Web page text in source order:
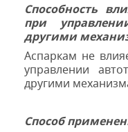
Способность
при
другими
Аспаркам не
управлении
другими
Способ